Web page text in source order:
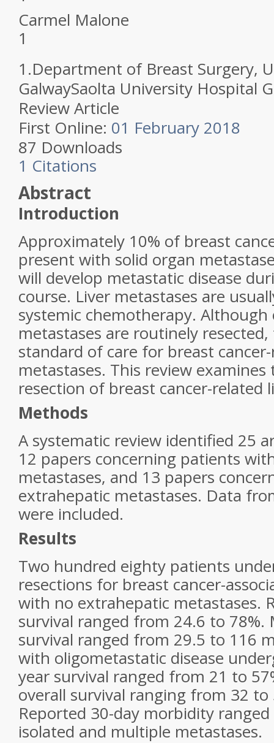
Carmel Malone
1
1.Department of Breast Surgery,
GalwaySaolta University Hospital
Review Article
First Online: 01 February 2018
87 Downloads
1 Citations
Abstract
Introduction
Approximately 10% of breast
present with solid organ
will develop metastatic disease
course. Liver metastases are
systemic chemotherapy. Although
metastases are routinely
standard of care for breast
metastases. This review
resection of breast cancer-related
Methods
A systematic review identified 25
12 papers concerning patients
metastases, and 13 papers
extrahepatic metastases. Data
were included.
Results
Two hundred eighty patients
resections for breast cancer-
with no extrahepatic metastases.
survival ranged from 24.6 to 78%.
survival ranged from 29.5 to 116
with oligometastatic disease
year survival ranged from 21 to
overall survival ranging from 32
Reported 30-day morbidity
isolated and multiple metastases.